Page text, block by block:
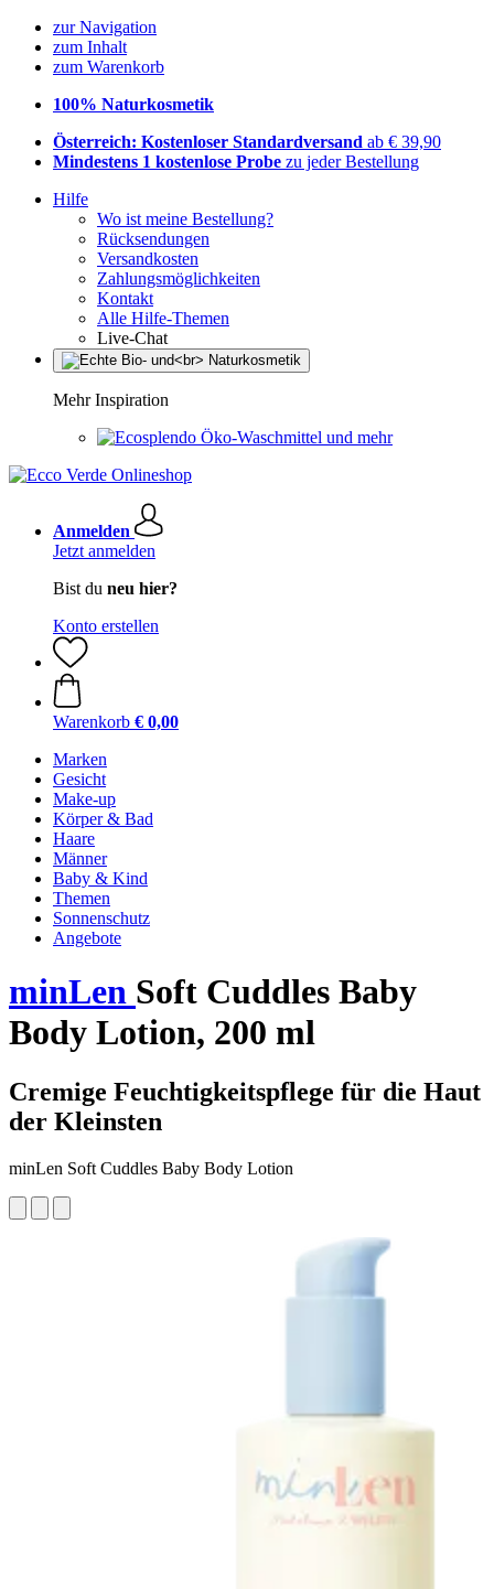
zur Navigation
zum Inhalt
zum Warenkorb
100% Naturkosmetik
Österreich: Kostenloser Standardversand ab € 39,90
Mindestens 1 kostenlose Probe zu jeder Bestellung
Hilfe
Wo ist meine Bestellung?
Rücksendungen
Versandkosten
Zahlungsmöglichkeiten
Kontakt
Alle Hilfe-Themen
Live-Chat
Mehr Inspiration
Öko-Waschmittel und mehr
Anmelden
Jetzt anmelden
Bist du neu hier?
Konto erstellen
Warenkorb € 0,00
Marken
Gesicht
Make-up
Körper & Bad
Haare
Männer
Baby & Kind
Themen
Sonnenschutz
Angebote
minLen Soft Cuddles Baby
Body Lotion, 200 ml
Cremige Feuchtigkeitspflege für die Haut
der Kleinsten
minLen Soft Cuddles Baby Body Lotion